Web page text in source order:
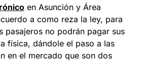
en Asunción y Área
a como reza la ley, para
pasajeros no podrán pagar sus
física, dándole el paso a las
en el mercado que son dos